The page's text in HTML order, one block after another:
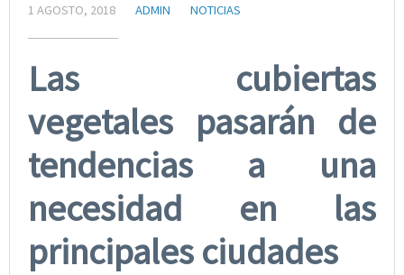
1 AGOSTO, 2018 ADMIN NOTICIAS
Las cubiertas
vegetales pasarán de
tendencias a una
necesidad en las
principales ciudades